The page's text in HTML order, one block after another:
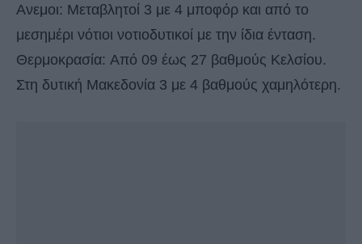
Ανεμοι: Μεταβλητοί 3 με 4 μποφόρ και από το
μεσημέρι νότιοι νοτιοδυτικοί με την ίδια ένταση.
Θερμοκρασία: Aπό 09 έως 27 βαθμούς Κελσίου.
Στη δυτική Μακεδονία 3 με 4 βαθμούς χαμηλότερη.